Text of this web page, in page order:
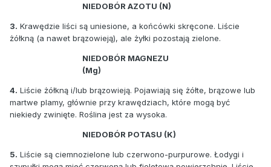
NIEDOBÓR AZOTU (N)
3. Krawędzie liści są uniesione, a końcówki skręcone. Liście
żółkną (a nawet brązowieją), ale żyłki pozostają zielone.
NIEDOBÓR MAGNEZU
(Mg)
4. Liście żółkną i/lub brązowieją. Pojawiają się żółte, brązowe lub
martwe plamy, głównie przy krawędziach, które mogą być
niekiedy zwinięte. Roślina jest za wysoka.
NIEDOBÓR POTASU (K)
5. Liście są ciemnozielone lub czerwono-purpurowe. Łodygi i